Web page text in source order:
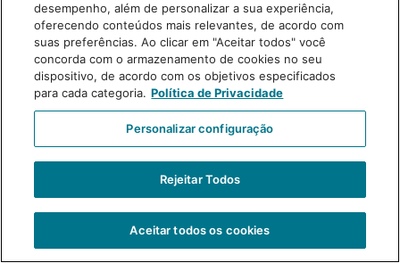
desempenho, além de personalizar a sua experiência,
oferecendo conteúdos mais relevantes, de acordo com
suas preferências. Ao clicar em "Aceitar todos" você
concorda com o armazenamento de cookies no seu
dispositivo, de acordo com os objetivos especificados
para cada categoria. Política de Privacidade
Personalizar configuração
Rejeitar Todos
Aceitar todos os cookies